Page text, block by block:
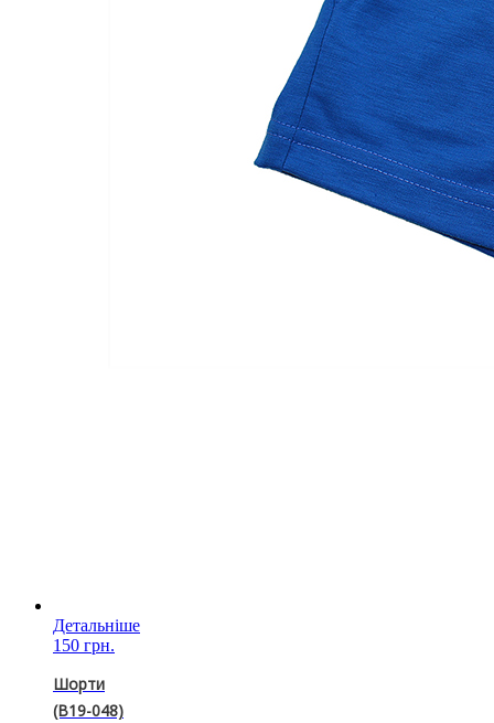
Детальніше
150 грн.
Шорти
(B19-048)